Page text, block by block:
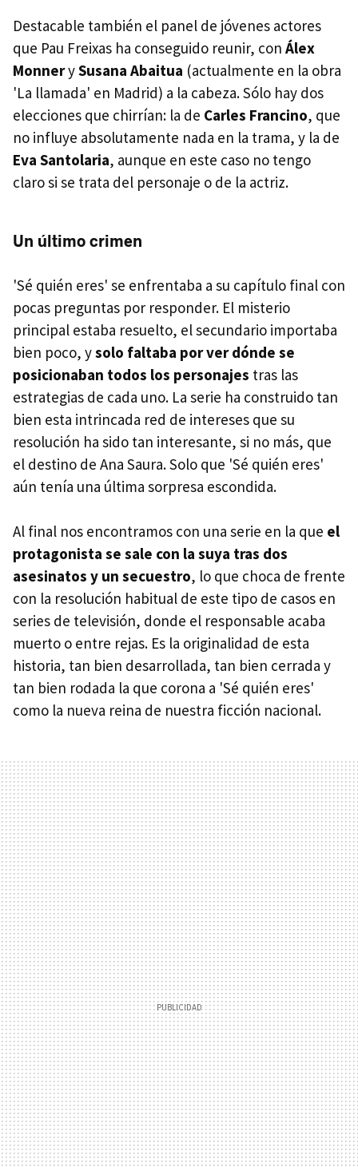
Destacable también el panel de jóvenes actores
que Pau Freixas ha conseguido reunir, con Álex
MonnerySusana Abaitua (actualmente en la obra
'La llamada' en Madrid) a la cabeza. Sólo hay dos
elecciones que chirrían: la de Carles Francino, que
no influye absolutamente nada en la trama, y la de
Eva Santolaria, aunque en este caso no tengo
claro si se trata del personaje o de la actriz.
Un último crimen
'Sé quién eres' se enfrentaba a su capítulo final con
pocas preguntas por responder. El misterio
principal estaba resuelto, el secundario importaba
bien poco, ysolo faltaba por ver dónde se
posicionaban todos los personajes tras las
estrategias de cada uno. La serie ha construido tan
bien esta intrincada red de intereses que su
resolución ha sido tan interesante, si no más, que
el destino de Ana Saura. Solo que 'Sé quién eres'
aún tenía una última sorpresa escondida.
Al final nos encontramos con una serie en la que el
protagonista se sale con la suya tras dos
asesinatos y un secuestro, lo que choca de frente
con la resolución habitual de este tipo de casos en
series de televisión, donde el responsable acaba
muerto o entre rejas. Es la originalidad de esta
historia, tan bien desarrollada, tan bien cerrada y
tan bien rodada la que corona a 'Sé quién eres'
como la nueva reina de nuestra ficción nacional.